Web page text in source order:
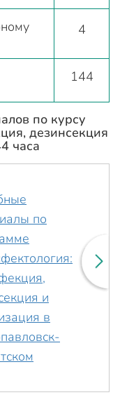
4
144
по курсу
дезинсекция
часа